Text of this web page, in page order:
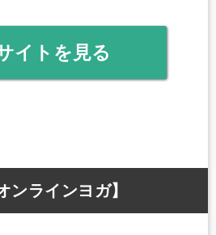
イトを見る
ンラインヨガ】